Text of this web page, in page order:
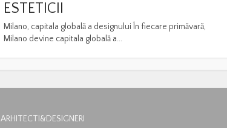
ESTETICII
Milano, capitala globală a designului În fiecare primăvară,
Milano devine capitala globală a...
ARHITECTI&DESIGNERI